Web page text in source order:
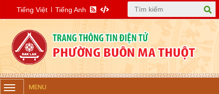
Tiếng Việt Tiếng Anh
MENU